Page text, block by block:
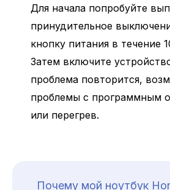
Для начала попробуйте
принудительное
кнопку питания в течение
Затем включите
проблема повторится,
проблемы с программным
или перегрев.
Почему мой ноутбук